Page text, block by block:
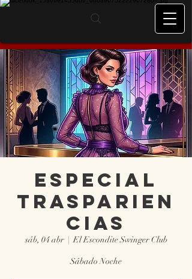
Especial
trasparien
cias
sáb, 04 abr
  |
El Escondite Swinger Club
Sábado Noche